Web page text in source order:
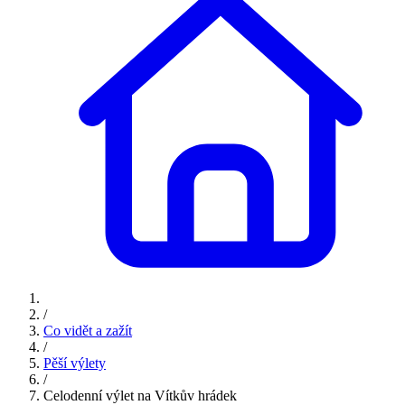
/
Co vidět a zažít
/
Pěší výlety
/
Celodenní výlet na Vítkův hrádek